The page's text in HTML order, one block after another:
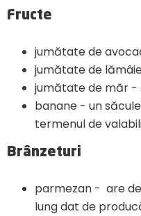
Fructe
jumătate de
jumătate de
jumătate de măr -
banane - un
termenul de
Brânzeturi
parmezan - are
lung dat de